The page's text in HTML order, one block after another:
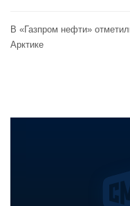
В «Газпром нефти»
Арктике